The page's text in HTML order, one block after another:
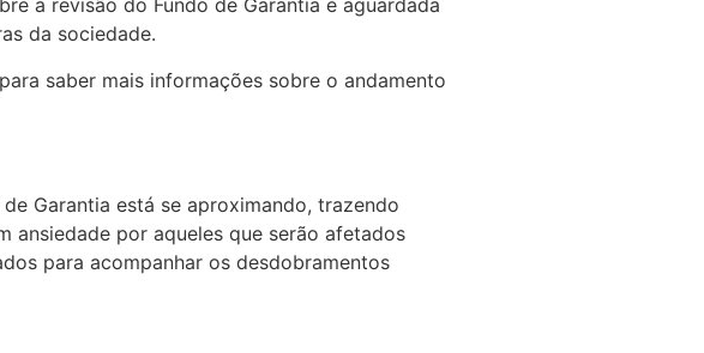
a revisão do Fundo de Garantia é aguardada
da sociedade.
saber mais informações sobre o andamento
Garantia está se aproximando, trazendo
ansiedade por aqueles que serão afetados
para acompanhar os desdobramentos